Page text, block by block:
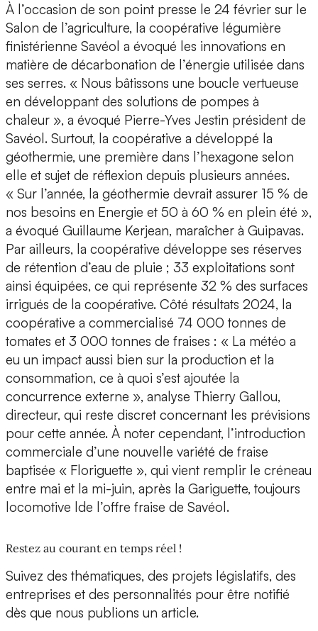
À l’occasion de son point presse le 24 février sur le
Salon de l’agriculture, la coopérative légumière
finistérienne Savéol a évoqué les innovations en
matière de décarbonation de l’énergie utilisée dans
ses serres. « Nous bâtissons une boucle vertueuse
en développant des solutions de pompes à
chaleur », a évoqué Pierre-Yves Jestin président de
Savéol. Surtout, la coopérative a développé la
géothermie, une première dans l’hexagone selon
elle et sujet de réflexion depuis plusieurs années.
« Sur l’année, la géothermie devrait assurer 15 % de
nos besoins en Energie et 50 à 60 % en plein été »,
a évoqué Guillaume Kerjean, maraîcher à Guipavas.
Par ailleurs, la coopérative développe ses réserves
de rétention d’eau de pluie ; 33 exploitations sont
ainsi équipées, ce qui représente 32 % des surfaces
irrigués de la coopérative. Côté résultats 2024, la
coopérative a commercialisé 74 000 tonnes de
tomates et 3 000 tonnes de fraises : « La météo a
eu un impact aussi bien sur la production et la
consommation, ce à quoi s’est ajoutée la
concurrence externe », analyse Thierry Gallou,
directeur, qui reste discret concernant les prévisions
pour cette année. À noter cependant, l’introduction
commerciale d’une nouvelle variété de fraise
baptisée « Floriguette », qui vient remplir le créneau
entre mai et la mi-juin, après la Gariguette, toujours
locomotive lde l’offre fraise de Savéol.
Restez au courant en temps réel !
Suivez des thématiques, des projets législatifs, des
entreprises et des personnalités pour être notifié
dès que nous publions un article.